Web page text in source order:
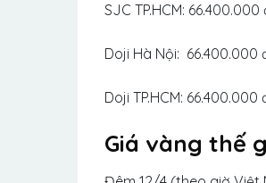
SJC TP.HCM:
Doji Hà Nội:
Doji TP.HCM:
Giá vàng thế